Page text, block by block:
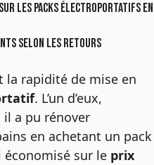
les packs électroportatifs en
selon les retours
la rapidité de mise en
. L’un d’eux,
a pu rénover
en achetant un pack
économisé sur le prix